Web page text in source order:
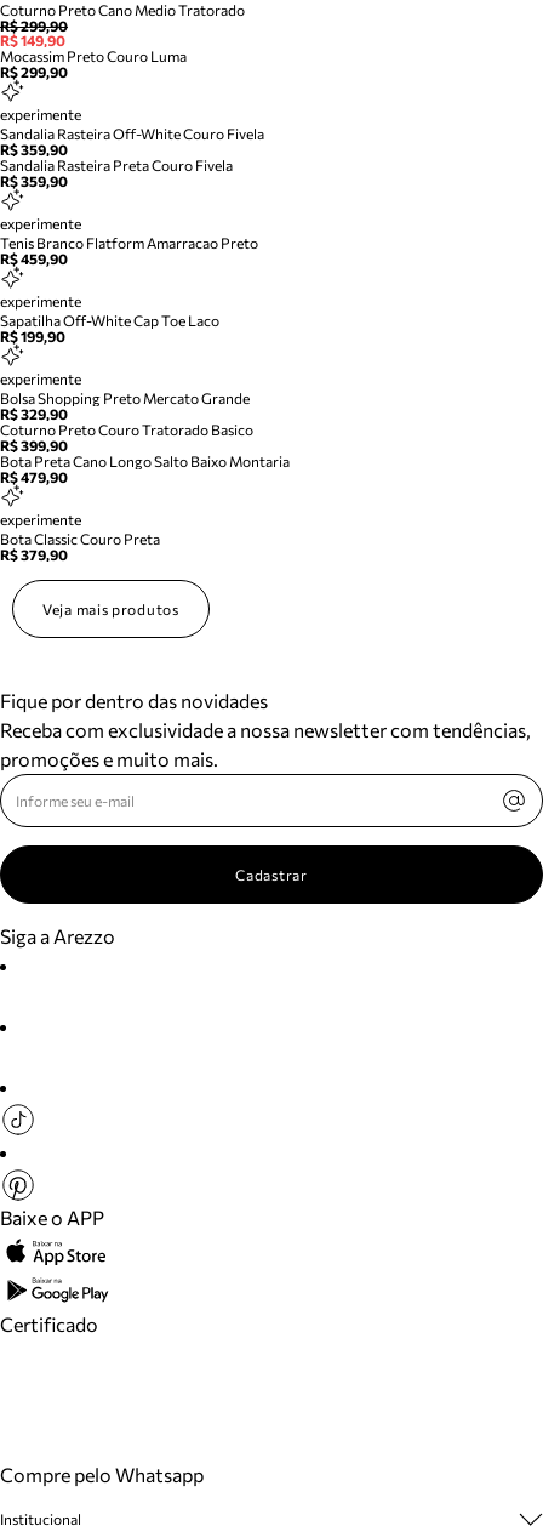
Coturno Preto Cano Medio Tratorado
R$ 299,90
R$ 149,90
Mocassim Preto Couro Luma
R$ 299,90
experimente
Sandalia Rasteira Off-White Couro Fivela
R$ 359,90
Sandalia Rasteira Preta Couro Fivela
R$ 359,90
experimente
Tenis Branco Flatform Amarracao Preto
R$ 459,90
experimente
Sapatilha Off-White Cap Toe Laco
R$ 199,90
experimente
Bolsa Shopping Preto Mercato Grande
R$ 329,90
Coturno Preto Couro Tratorado Basico
R$ 399,90
Bota Preta Cano Longo Salto Baixo Montaria
R$ 479,90
experimente
Bota Classic Couro Preta
R$ 379,90
Veja mais produtos
Fique por dentro das novidades
Receba com exclusividade a nossa newsletter com tendências,
promoções e muito mais.
Cadastrar
Siga a Arezzo
Baixe o APP
Certificado
Compre pelo Whatsapp
Institucional